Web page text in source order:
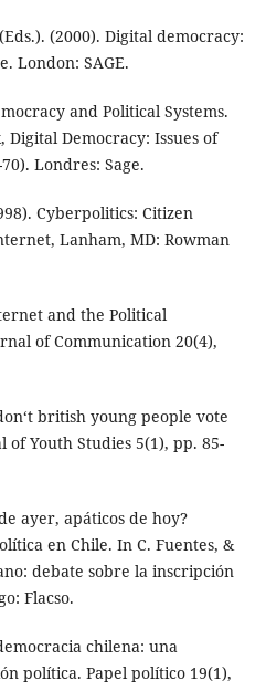
(2000). Digital democracy:
London: SAGE.
and Political Systems.
Digital Democracy: Issues of
Londres: Sage.
Cyberpolitics: Citizen
Lanham, MD: Rowman
and the Political
of Communication 20(4),
british young people vote
of Youth Studies 5(1), pp. 85-
ayer, apáticos de hoy?
en Chile. In C. Fuentes, &
debate sobre la inscripción
Flacso.
chilena: una
política. Papel político 19(1),